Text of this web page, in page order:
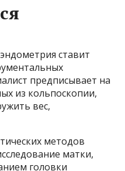
ставит
предписывает на
из кольпоскопии,
вес,
методов
матки,
головки